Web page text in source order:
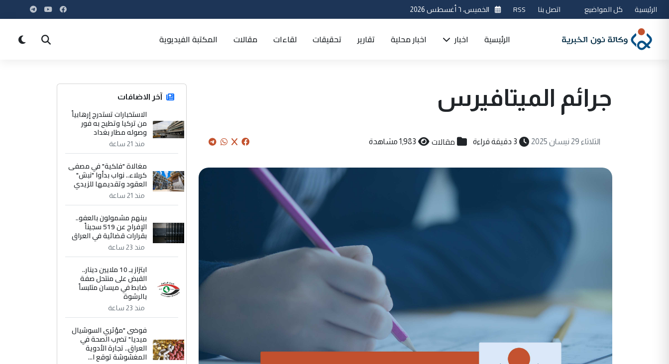
الرئيسية كل المواضيع اتصل بنا RSS الخميس، ٦ أغسطس 2026
الرئيسية اخبار اخبار محلية تقارير تحقيقات لقاءات مقالات المكتبة الفيديوية
جرائم الميتافيرس
الثلاثاء 29 نيسان 2025 3 دقيقة قراءة مقالات 1,983 مشاهدة
آخر الاضافات
الاستخبارات تستدرج إرهابياً
من تركيا وتطيح به فور
وصوله مطار بغداد
منذ 21 ساعة
مغالاة "فلكية" في مصفى
كربلاء.. نواب بدأوا "نبش"
العقود وتقديمها للزيدي
منذ 21 ساعة
بينهم مشمولون بالعفو..
الإفراج عن 519 سجيناً
بقرارات قضائية في العراق
منذ 23 ساعة
ابتزاز بـ 10 ملايين دينار..
القبض على منتحل صفة
ضابط في ميسان متلبساً
بالرشوة
منذ 23 ساعة
فوضى "مؤثري السوشيال
ميديا" تضرب الصحة في
العراق.. تجارة الأدوية
المغشوشة توقع ا...